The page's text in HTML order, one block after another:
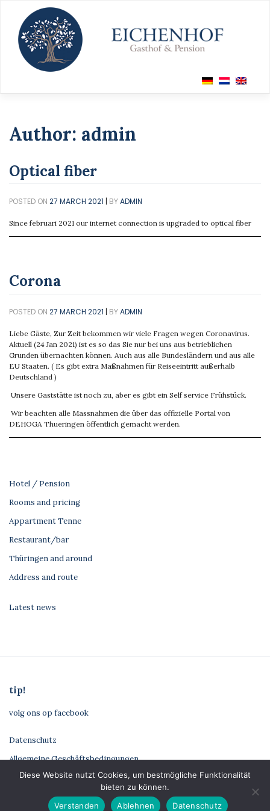
content
Author: admin
Optical fiber
POSTED ON 27 MARCH 2021 | BYADMIN
Since februari 2021 our internet connection is upgraded to optical fiber
Corona
POSTED ON 27 MARCH 2021 | BYADMIN
Liebe Gäste, Zur Zeit bekommen wir viele Fragen wegen Coronavirus.
Aktuell (24 Jan 2021) ist es so das Sie nur bei uns aus betrieblichen
Grunden übernachten können. Auch aus alle Bundesländern und aus alle
EU Staaten. ( Es gibt extra Maßnahmen für Reiseeintritt außerhalb
Deutschland )
Unsere Gaststätte ist noch zu, aber es gibt ein Self service Frühstück.
Wir beachten alle Massnahmen die über das offizielle Portal von
DEHOGA Thueringen öffentlich gemacht werden.
Hotel / Pension
Rooms and pricing
Appartment Tenne
Restaurant/bar
Thüringen and around
Address and route
Latest news
tip!
volg ons op facebook
Datenschutz
Allgemeine Geschäftsbedingungen
Impressum
Diese Website nutzt Cookies, um bestmögliche Funktionalität
bieten zu können.
Verstanden
Ablehnen Datenschutz